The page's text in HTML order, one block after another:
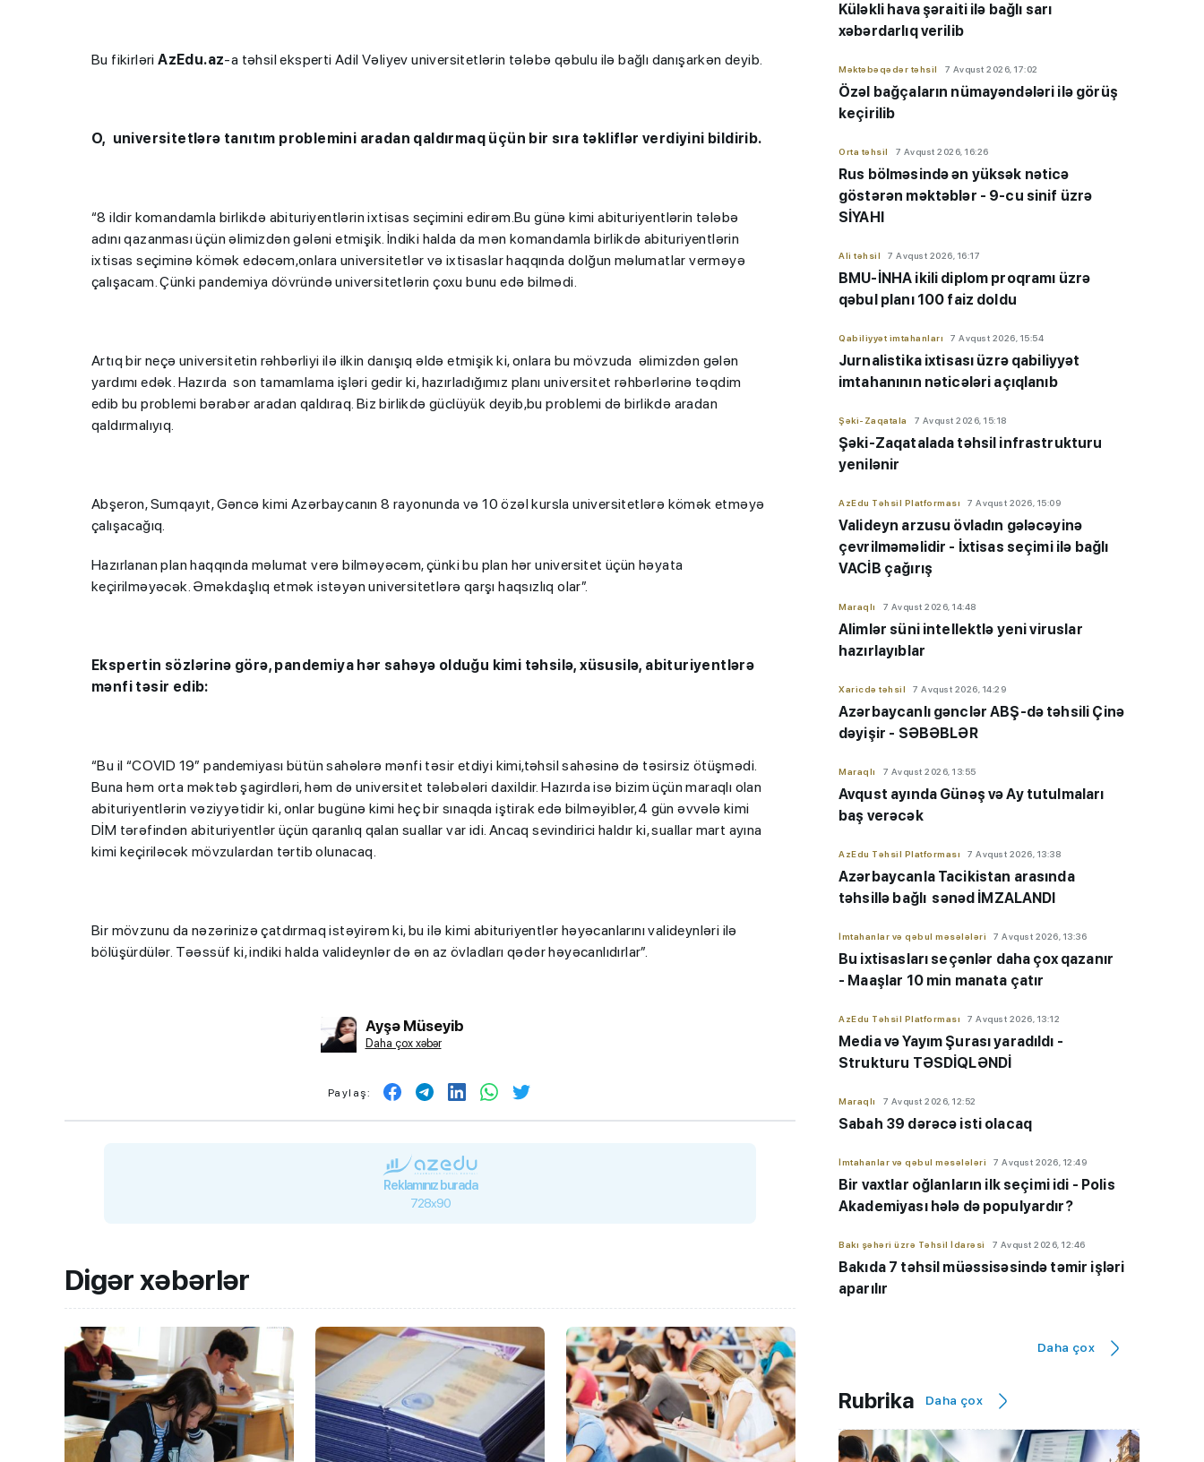
Bu fikirləriAzEdu.az-a təhsil eksperti Adil Vəliyev universitetlərin tələbə qəbulu ilə bağlı danışarkən deyib.
O, universitetlərə tanıtım problemini aradan qaldırmaq üçün bir sıra təkliflər verdiyini bildirib.
“8 ildir komandamla birlikdə abituriyentlərin ixtisas seçimini edirəm.Bu günə kimi abituriyentlərin tələbə
adını qazanması üçün əlimizdən gələni etmişik. İndiki halda da mən komandamla birlikdə abituriyentlərin
ixtisas seçiminə kömək edəcəm,onlara universitetlər və ixtisaslar haqqında dolğun məlumatlar verməyə
çalışacam. Çünki pandemiya dövründə universitetlərin çoxu bunu edə bilmədi.
Artıq bir neçə universitetin rəhbərliyi ilə ilkin danışıq əldə etmişik ki, onlara bu mövzuda əlimizdən gələn
yardımı edək. Hazırda son tamamlama işləri gedir ki, hazırladığımız planı universitet rəhbərlərinə təqdim
edib bu problemi bərabər aradan qaldıraq. Biz birlikdə güclüyük deyib,bu problemi də birlikdə aradan
qaldırmalıyıq.
Abşeron, Sumqayıt, Gəncə kimi Azərbaycanın 8 rayonunda və 10 özəl kursla universitetlərə kömək etməyə
çalışacağıq.
Hazırlanan plan haqqında məlumat verə bilməyəcəm, çünki bu plan hər universitet üçün həyata
keçirilməyəcək. Əməkdaşlıq etmək istəyən universitetlərə qarşı haqsızlıq olar”.
Ekspertin sözlərinə görə, pandemiya hər sahəyə olduğu kimi təhsilə, xüsusilə, abituriyentlərə
mənfi təsir edib:
“Bu il “COVID 19” pandemiyası bütün sahələrə mənfi təsir etdiyi kimi,təhsil sahəsinə də təsirsiz ötüşmədi.
Buna həm orta məktəb şagirdləri, həm də universitet tələbələri daxildir. Hazırda isə bizim üçün maraqlı olan
abituriyentlərin vəziyyətidir ki, onlar bugünə kimi heç bir sınaqda iştirak edə bilməyiblər,4 gün əvvələ kimi
DİM tərəfindən abituriyentlər üçün qaranlıq qalan suallar var idi. Ancaq sevindirici haldır ki, suallar mart ayına
kimi keçiriləcək mövzulardan tərtib olunacaq.
Bir mövzunu da nəzərinizə çatdırmaq istəyirəm ki, bu ilə kimi abituriyentlər həyəcanlarını valideynləri ilə
bölüşürdülər. Təəssüf ki, indiki halda valideynlər də ən az övladları qədər həyəcanlıdırlar”.
Ayşə Müseyib
Daha çox xəbər
Paylaş:
Reklamınız burada
728x90
Digər xəbərlər
Küləkli hava şəraiti ilə bağlı sarı
xəbərdarlıq verilib
Məktəbəqədər təhsil 7 Avqust 2026, 17:02
Özəl bağçaların nümayəndələri ilə görüş
keçirilib
Orta təhsil 7 Avqust 2026, 16:26
Rus bölməsində ən yüksək nəticə
göstərən məktəblər - 9-cu sinif üzrə
SİYAHI
Ali təhsil 7 Avqust 2026, 16:17
BMU-İNHA ikili diplom proqramı üzrə
qəbul planı 100 faiz doldu
Qabiliyyət imtahanları 7 Avqust 2026, 15:54
Jurnalistika ixtisası üzrə qabiliyyət
imtahanının nəticələri açıqlanıb
Şəki-Zaqatala 7 Avqust 2026, 15:18
Şəki-Zaqatalada təhsil infrastrukturu
yenilənir
AzEdu Təhsil Platforması 7 Avqust 2026, 15:09
Valideyn arzusu övladın gələcəyinə
çevrilməməlidir - İxtisas seçimi ilə bağlı
VACİB çağırış
Maraqlı 7 Avqust 2026, 14:48
Alimlər süni intellektlə yeni viruslar
hazırlayıblar
Xaricdə təhsil 7 Avqust 2026, 14:29
Azərbaycanlı gənclər ABŞ-də təhsili Çinə
dəyişir - SƏBƏBLƏR
Maraqlı 7 Avqust 2026, 13:55
Avqust ayında Günəş və Ay tutulmaları
baş verəcək
AzEdu Təhsil Platforması 7 Avqust 2026, 13:38
Azərbaycanla Tacikistan arasında
təhsillə bağlı sənəd İMZALANDI
İmtahanlar və qəbul məsələləri 7 Avqust 2026, 13:36
Bu ixtisasları seçənlər daha çox qazanır
- Maaşlar 10 min manata çatır
AzEdu Təhsil Platforması 7 Avqust 2026, 13:12
Media və Yayım Şurası yaradıldı -
Strukturu TƏSDİQLƏNDİ
Maraqlı 7 Avqust 2026, 12:52
Sabah 39 dərəcə isti olacaq
İmtahanlar və qəbul məsələləri 7 Avqust 2026, 12:49
Bir vaxtlar oğlanların ilk seçimi idi - Polis
Akademiyası hələ də populyardır?
Bakı şəhəri üzrə Təhsil İdarəsi 7 Avqust 2026, 12:46
Bakıda 7 təhsil müəssisəsində təmir işləri
aparılır
NASA: Pluton düşündüyümüzdən daha
AzEdu Təhsil Platforması 7 Avqust 2026, 11:50
BMU məzunu ABŞ-nin nüfuzlu
universitetində təhsilini davam
Daha çox
Rubrika Daha çox